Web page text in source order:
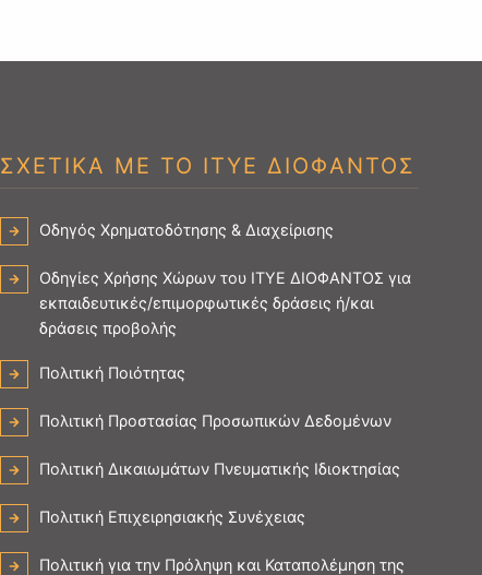
ΣΧΕΤΙΚΑ ΜΕ ΤΟ ΙΤΥΕ ΔΙΟΦΑΝΤΟΣ
Οδηγός Χρηματοδότησης & Διαχείρισης
Οδηγίες Χρήσης Χώρων του ΙΤΥΕ ΔΙΟΦΑΝΤΟΣ για
εκπαιδευτικές/επιμορφωτικές δράσεις ή/και
δράσεις προβολής
Πολιτική Ποιότητας
Πολιτική Προστασίας Προσωπικών Δεδομένων
Πολιτική Δικαιωμάτων Πνευματικής Ιδιοκτησίας
Πολιτική Επιχειρησιακής Συνέχειας
Πολιτική για την Πρόληψη και Καταπολέμηση της